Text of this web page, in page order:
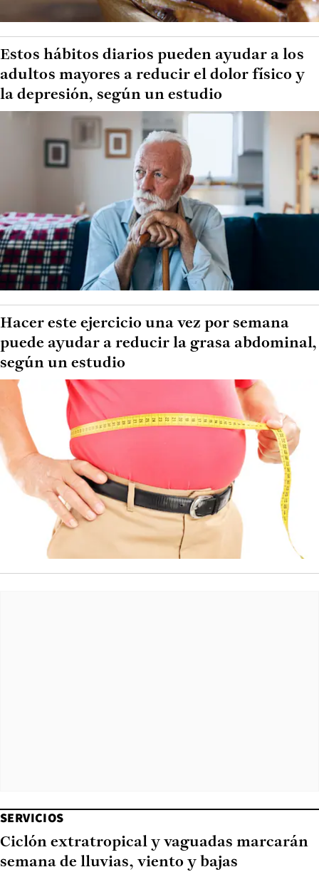
Estos hábitos diarios pueden ayudar a los
adultos mayores a reducir el dolor físico y
la depresión, según un estudio
Hacer este ejercicio una vez por semana
puede ayudar a reducir la grasa abdominal,
según un estudio
SERVICIOS
Ciclón extratropical y vaguadas marcarán
semana de lluvias, viento y bajas